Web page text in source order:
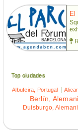
El
Top ciudades
Albufeira, Portugal |
Berlín,
Duisburgo,